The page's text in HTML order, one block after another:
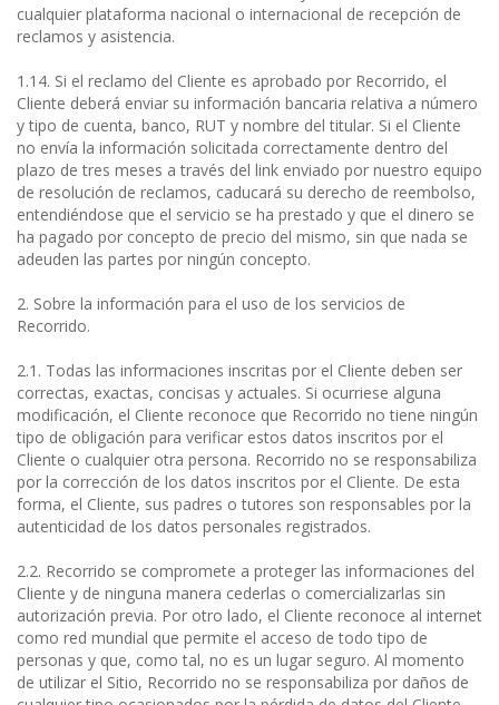
cualquier plataforma nacional o internacional de recepción de
reclamos y asistencia.
1.14. Si el reclamo del Cliente es aprobado por Recorrido, el
Cliente deberá enviar su información bancaria relativa a número
y tipo de cuenta, banco, RUT y nombre del titular. Si el Cliente
no envía la información solicitada correctamente dentro del
plazo de tres meses a través del link enviado por nuestro equipo
de resolución de reclamos, caducará su derecho de reembolso,
entendiéndose que el servicio se ha prestado y que el dinero se
ha pagado por concepto de precio del mismo, sin que nada se
adeuden las partes por ningún concepto.
2. Sobre la información para el uso de los servicios de
Recorrido.
2.1. Todas las informaciones inscritas por el Cliente deben ser
correctas, exactas, concisas y actuales. Si ocurriese alguna
modificación, el Cliente reconoce que Recorrido no tiene ningún
tipo de obligación para verificar estos datos inscritos por el
Cliente o cualquier otra persona. Recorrido no se responsabiliza
por la corrección de los datos inscritos por el Cliente. De esta
forma, el Cliente, sus padres o tutores son responsables por la
autenticidad de los datos personales registrados.
2.2. Recorrido se compromete a proteger las informaciones del
Cliente y de ninguna manera cederlas o comercializarlas sin
autorización previa. Por otro lado, el Cliente reconoce al internet
como red mundial que permite el acceso de todo tipo de
personas y que, como tal, no es un lugar seguro. Al momento
de utilizar el Sitio, Recorrido no se responsabiliza por daños de